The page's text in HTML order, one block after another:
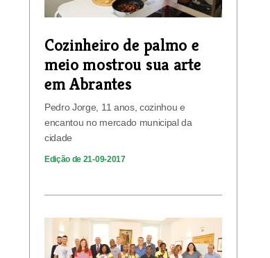
Cozinheiro de palmo e
meio mostrou sua arte
em Abrantes
Pedro Jorge, 11 anos, cozinhou e
encantou no mercado municipal da
cidade
Edição de 21-09-2017